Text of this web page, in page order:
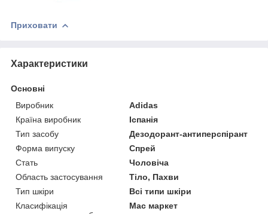
Приховати
Характеристики
Основні
Виробник
Adidas
Країна виробник
Іспанія
Тип засобу
Дезодорант-антиперспірант
Форма випуску
Спрей
Стать
Чоловіча
Область застосування
Тіло, Пахви
Тип шкіри
Всі типи шкіри
Класифікація
Мас маркет